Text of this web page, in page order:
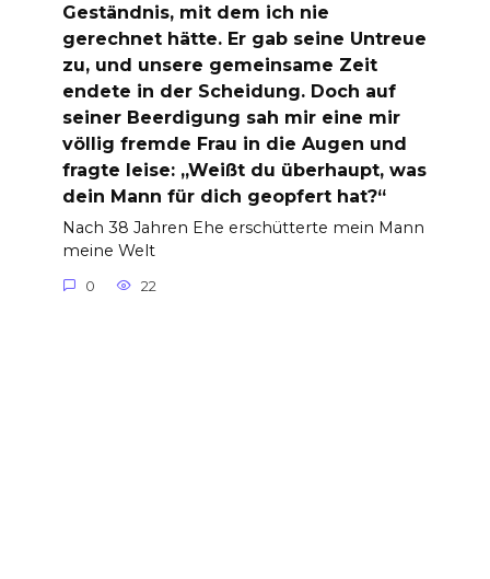
Geständnis, mit dem ich nie
gerechnet hätte. Er gab seine Untreue
zu, und unsere gemeinsame Zeit
endete in der Scheidung. Doch auf
seiner Beerdigung sah mir eine mir
völlig fremde Frau in die Augen und
fragte leise: „Weißt du überhaupt, was
dein Mann für dich geopfert hat?“
Nach 38 Jahren Ehe erschütterte mein Mann
meine Welt
0 22